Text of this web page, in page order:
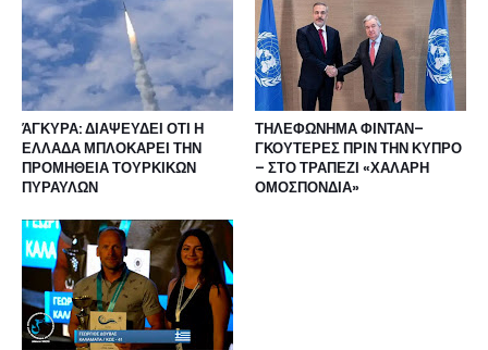
ΆΓΚΥΡΑ: ΔΙΑΨΕΥΔΕΙ ΟΤΙ Η
ΕΛΛΑΔΑ ΜΠΛΟΚΑΡΕΙ ΤΗΝ
ΠΡΟΜΗΘΕΙΑ ΤΟΥΡΚΙΚΩΝ
ΠΥΡΑΥΛΩΝ
ΤΗΛΕΦΩΝΗΜΑ ΦΙΝΤΑΝ–
ΓΚΟΥΤΕΡΕΣ ΠΡΙΝ ΤΗΝ ΚΥΠΡΟ
– ΣΤΟ ΤΡΑΠΕΖΙ «ΧΑΛΑΡΗ
ΟΜΟΣΠΟΝΔΙΑ»